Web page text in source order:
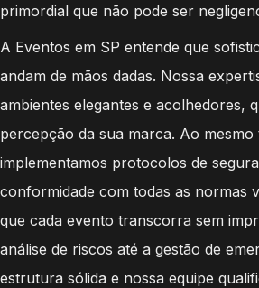
primordial que não pode ser
A Eventos em SP entende que
andam de mãos dadas. Nossa
ambientes elegantes e acolhedores,
percepção da sua marca. Ao mesmo
implementamos protocolos de
conformidade com todas as normas
que cada evento transcorra sem
análise de riscos até a gestão de
estrutura sólida e nossa equipe